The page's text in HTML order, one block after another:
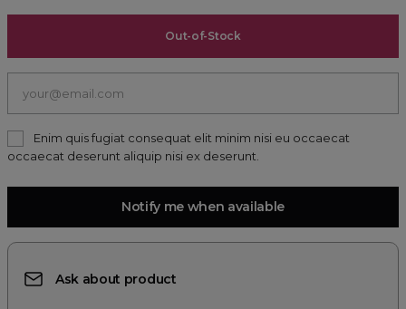
Out-of-Stock
Enim quis fugiat consequat elit minim nisi eu occaecat
occaecat deserunt aliquip nisi ex deserunt.
Notify me when available
Ask about product